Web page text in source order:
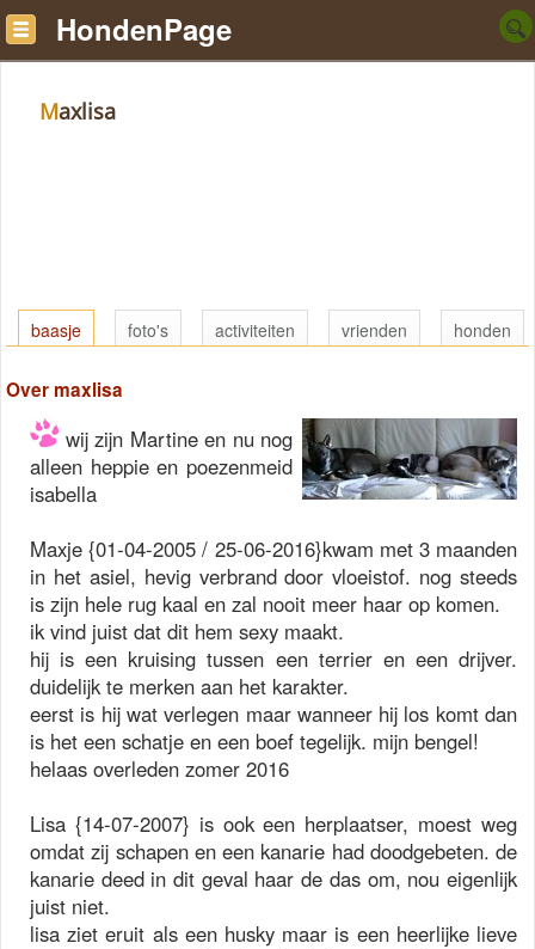
HondenPage
Maxlisa
baasje foto's activiteiten vrienden honden
Over maxlisa
wij zijn Martine en nu nog
alleen heppie en poezenmeid
isabella
Maxje {01-04-2005 / 25-06-2016}kwam met 3 maanden
in het asiel, hevig verbrand door vloeistof. nog steeds
is zijn hele rug kaal en zal nooit meer haar op komen.
ik vind juist dat dit hem sexy maakt.
hij is een kruising tussen een terrier en een drijver.
duidelijk te merken aan het karakter.
eerst is hij wat verlegen maar wanneer hij los komt dan
is het een schatje en een boef tegelijk. mijn bengel!
helaas overleden zomer 2016
Lisa {14-07-2007} is ook een herplaatser, moest weg
omdat zij schapen en een kanarie had doodgebeten. de
kanarie deed in dit geval haar de das om, nou eigenlijk
juist niet.
lisa ziet eruit als een husky maar is een heerlijke lieve